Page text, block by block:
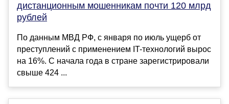
дистанционным мошенникам почти 120 млрд
рублей
По данным МВД РФ, с января по июль ущерб от
преступлений с применением IT-технологий вырос
на 16%. С начала года в стране зарегистрировали
свыше 424 ...